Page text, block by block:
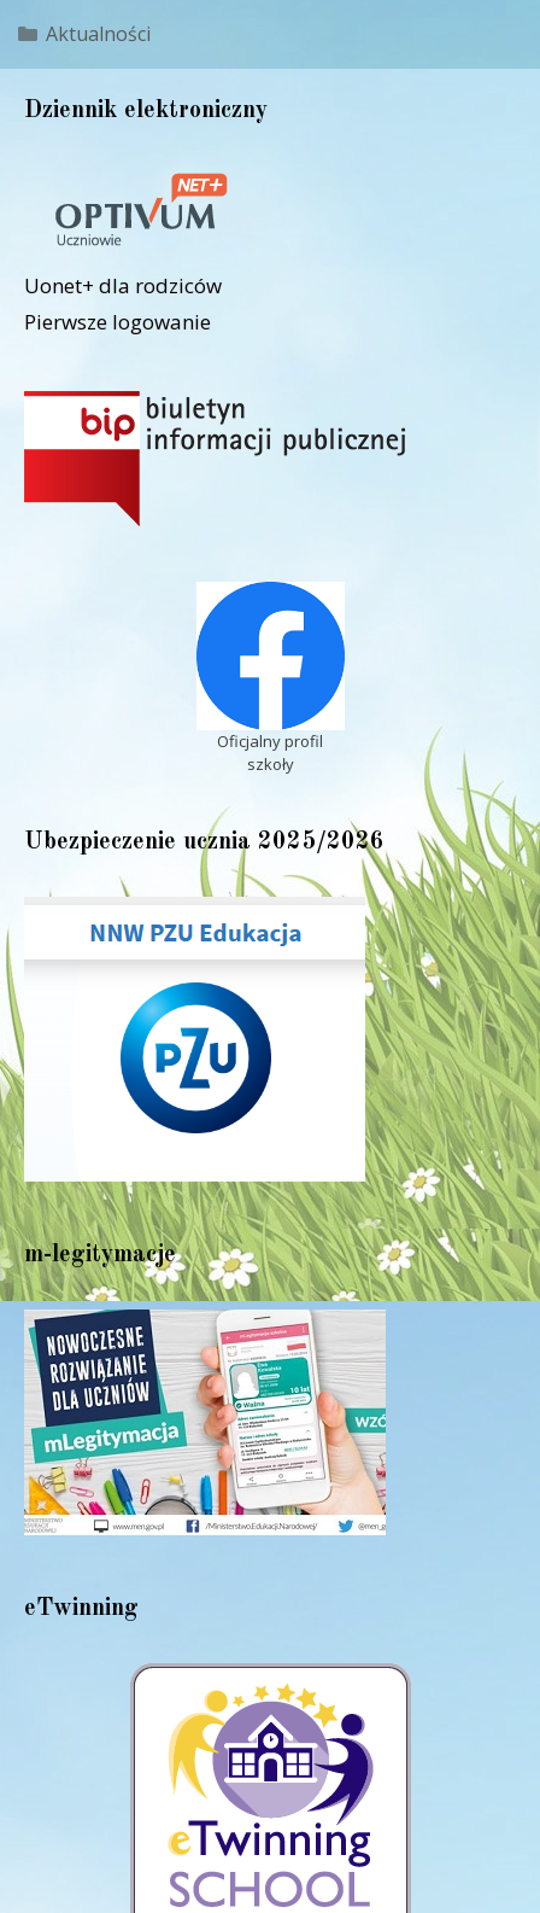
Kategorie
Aktualności
Dziennik elektroniczny
Uonet+ dla rodziców
Pierwsze logowanie
Oficjalny profil
szkoły
Ubezpieczenie ucznia 2025/2026
m-legitymacje
eTwinning